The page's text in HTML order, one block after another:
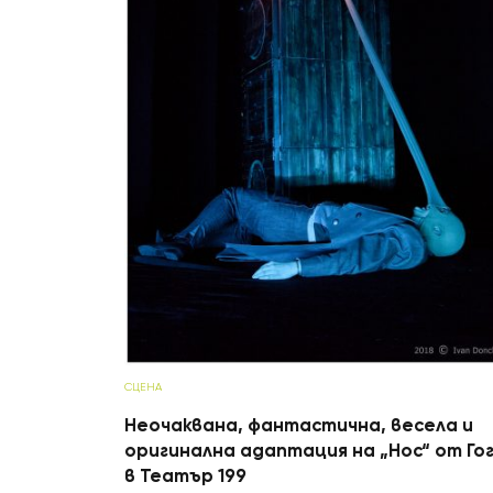
СЦЕНА
Неочаквана, фантастична, весела и
оригинална адаптация на „Нос“ от
в Театър 199